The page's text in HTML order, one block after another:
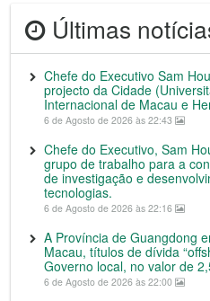
Últimas
Chefe do Executivo Sam
projecto da Cidade
Internacional de Macau e
6 de Agosto de 2026 às 22:43
Chefe do Executivo, Sam
grupo de trabalho para a
de investigação e
tecnologias.
6 de Agosto de 2026 às 22:16
A Província de Guangdong
Macau, títulos de dívida
Governo local, no valor de
6 de Agosto de 2026 às 22:00